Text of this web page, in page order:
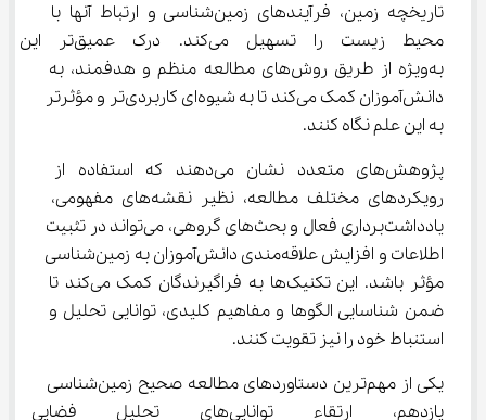
تاریخچه زمین، فرآیندهای زمین‌شناسی و ارتباط آنها با
محیط زیست را تسهیل می‌کند.
به‌ویژه از طریق روش‌های مطالعه منظم و هدفمند، به
دانش‌آموزان کمک می‌کند تا به شیوه‌ای کاربردی‌تر و مؤثرتر
به این علم نگاه کنند.
پژوهش‌های متعدد نشان می‌دهند که استفاده از
رویکردهای مختلف مطالعه، نظیر نقشه‌های مفهومی،
یادداشت‌برداری فعال و بحث‌های گروهی، می‌تواند در تثبیت
اطلاعات و افزایش علاقه‌مندی دانش‌آموزان به زمین‌شناسی
مؤثر باشد. این تکنیک‌ها به فراگیرندگان کمک می‌کند تا
ضمن شناسایی الگوها و مفاهیم کلیدی، توانایی تحلیل و
استنباط خود را نیز تقویت کنند.
یکی از مهم‌ترین دستاوردهای مطالعه صحیح زمین‌شناسی
یازدهم، ارتقاء توانایی‌های